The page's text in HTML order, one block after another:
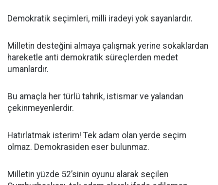
Demokratik seçimleri, milli iradeyi yok sayanlardır.
Milletin desteğini almaya çalışmak yerine sokaklardan
hareketle anti demokratik süreçlerden medet
umanlardır.
Bu amaçla her türlü tahrik, istismar ve yalandan
çekinmeyenlerdir.
Hatırlatmak isterim! Tek adam olan yerde seçim
olmaz. Demokrasiden eser bulunmaz.
Milletin yüzde 52’sinin oyunu alarak seçilen